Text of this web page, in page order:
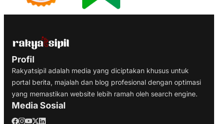
Profil
Rakyatsipil adalah media yang diciptakan khusus untuk
portal berita, majalah dan blog profesional dengan optimasi
yang memastikan website lebih ramah oleh search engine.
Media Sosial